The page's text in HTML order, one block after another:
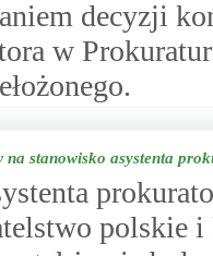
decyzji
w
na stanowisko asystenta
polskie